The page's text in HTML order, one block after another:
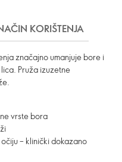
KORIŠTENJA
značajno umanjuje bore i
Pruža izuzetne
vrste bora
– klinički dokazano